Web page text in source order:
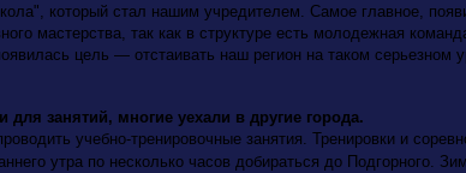
который стал нашим учредителем. Самое главное,
мастерства, так как в структуре есть молодежная
цель — отстаивать наш регион на таком серьезном
занятий, многие уехали в другие города.
учебно-тренировочные занятия. Тренировки и
утра по несколько часов добираться до Подгорного.